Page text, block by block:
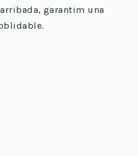
garantim una